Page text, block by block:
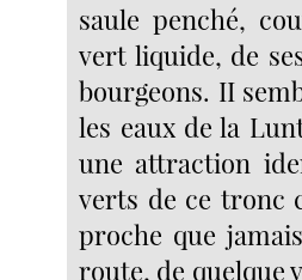
saule penché,
vert liquide, de
bourgeons. II
les eaux de la
une attraction
verts de ce tronc
proche que
route, de quelque